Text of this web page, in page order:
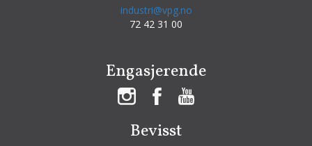
industri@vpg.no
72 42 31 00
Engasjerende
Bevisst